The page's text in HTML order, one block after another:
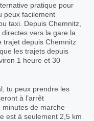
pratique pour
peux facilement
taxi. Depuis Chemnitz,
vers la gare la
trajet depuis Chemnitz
les trajets depuis
1 heure et 30
tu peux prendre les
à l’arrêt
de marche
est à seulement 2,5 km